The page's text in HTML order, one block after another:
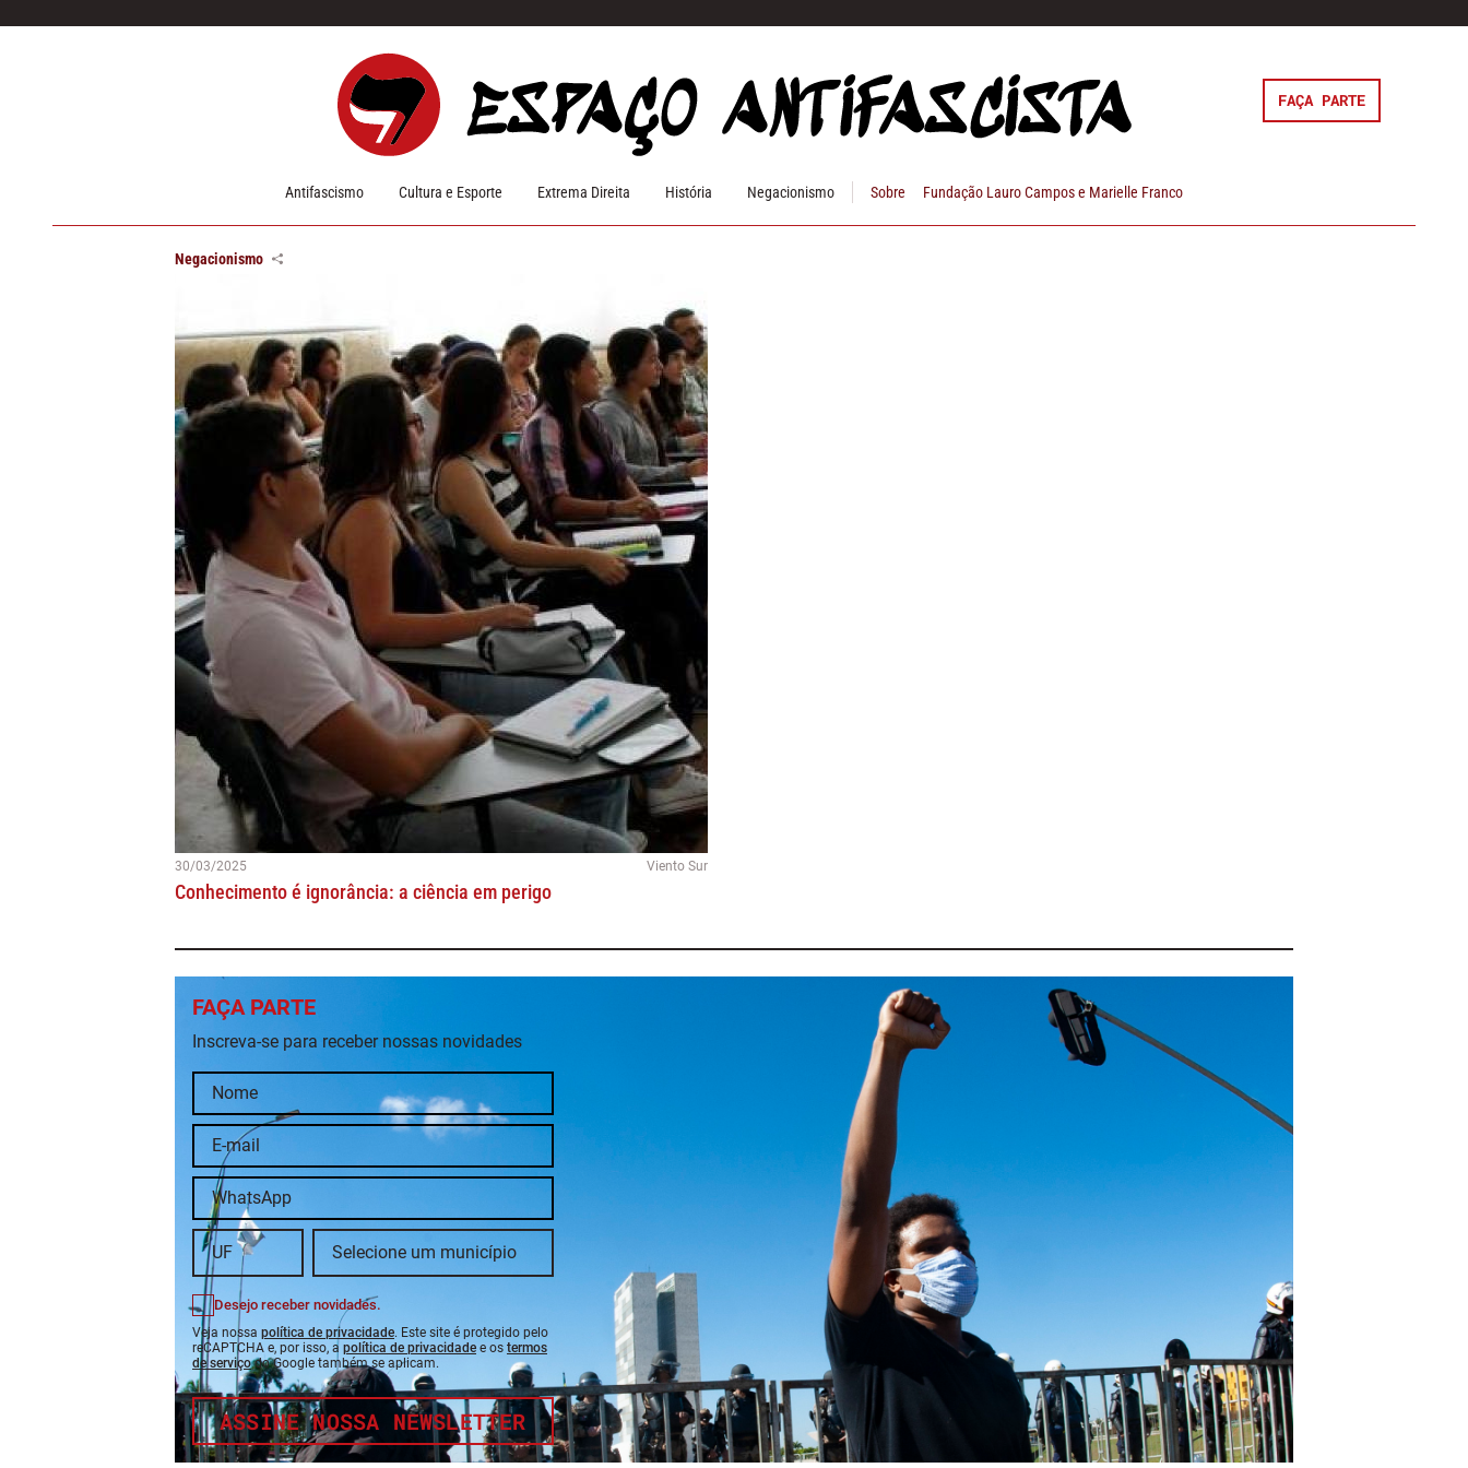
FAÇA PARTE
Antifascismo Cultura e Esporte Extrema Direita História Negacionismo Sobre Fundação Lauro Campos e Marielle Franco
Negacionismo
30/03/2025 Viento Sur
Conhecimento é ignorância: a ciência em perigo
FAÇA PARTE
Inscreva-se para receber nossas novidades
Desejo receber novidades.
Veja nossa política de privacidade. Este site é protegido pelo
reCAPTCHA e, por isso, a política de privacidade e os termos
de serviçodo Google também se aplicam.
ASSINE NOSSA NEWSLETTER